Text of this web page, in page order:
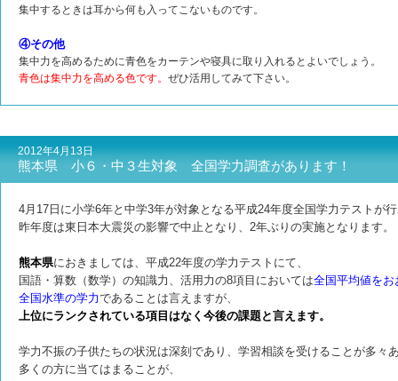
集中するときは耳から何も入ってこないものです。
④その他
集中力を高めるために青色をカーテンや寝具に取り入れるとよいでしょう。
青色は集中力を高める色です。 ぜひ活用してみて下さい。
2012年4月13日
熊本県 小６・中３生対象 全国学力調査があります！
4月17日に小学6年と中学3年が対象となる平成24年度全国学力テストが
昨年度は東日本大震災の影響で中止となり、2年ぶりの実施となります。
熊本県におきましては、平成22年度の学力テストにて、
国語・算数（数学）の知識力、活用力の8項目においては全国平均値をお
全国水準の学力であることは言えますが、
上位にランクされている項目はなく今後の課題と言えます。
学力不振の子供たちの状況は深刻であり、学習相談を受けることが多々
多くの方に当てはまることが、